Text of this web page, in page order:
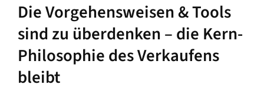
Die Vorgehensweisen & Tools
sind zu überdenken – die Kern-
Philosophie des Verkaufens
bleibt